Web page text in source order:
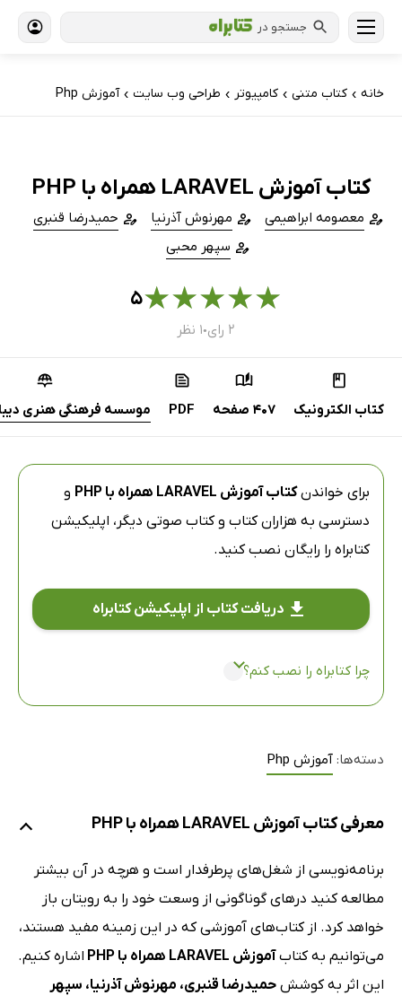
جستجو در
خانه › کتاب‌ متنی › کامپیوتر › طراحی وب سایت › آموزش Php
کتاب آموزش LARAVEL همراه با PHP
معصومه ابراهیمی مهرنوش آذرنیا
حمیدرضا قنبری
سپهر محبی
★
★
★
★
★۵
۲ رای ● ۱ نظر
کتاب الکترونیک 407 صفحه PDF موسسه فرهنگی هنری
برای خواندنکتاب آموزش LARAVEL همراه با PHP
و
دسترسی به هزاران کتاب و کتاب صوتی دیگر، اپلیکیشن
کتابراه را رایگان نصب کنید.
دریافت کتاب از اپلیکیشن کتابراه
چرا کتابراه را نصب کنم؟
دسته‌ها: آموزش Php
معرفی کتاب آموزش LARAVEL همراه با PHP
برنامه‌نویسی از شغل‌های پرطرفدار است و هرچه در آن بیشتر
مطالعه کنید درهای گوناگونی از وسعت خود را به رویتان باز
خواهد کرد. از کتاب‌های آموزشی که در این زمینه مفید هستند،
می‌توانیم به کتابآموزش LARAVEL همراه با PHP
اشاره کنیم.
این اثر به کوشش حمیدرضا قنبری، مهرنوش آذرنیا، سپهر